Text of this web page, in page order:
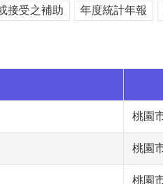
接受之補助 年度統計年報
桃園
桃園
桃園